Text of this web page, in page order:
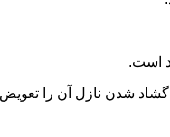
است.
شدن نازل آن را تعویض